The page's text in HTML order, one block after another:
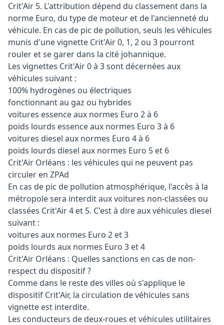
Crit'Air 5. L'attribution dépend du classement dans la
norme Euro, du type de moteur et de l'ancienneté du
véhicule. En cas de pic de pollution, seuls les véhicules
munis d'une vignette Crit'Air 0, 1, 2 ou 3 pourront
rouler et se garer dans la cité johannique.
Les vignettes Crit'Air 0 à 3 sont décernées aux
véhicules suivant :
100% hydrogènes ou électriques
fonctionnant au gaz ou hybrides
voitures essence aux normes Euro 2 à 6
poids lourds essence aux normes Euro 3 à 6
voitures diesel aux normes Euro 4 à 6
poids lourds diesel aux normes Euro 5 et 6
Crit'Air Orléans : les véhicules qui ne peuvent pas
circuler en ZPAd
En cas de pic de pollution atmosphérique, l'accès à la
métropole sera interdit aux voitures non-classées ou
classées Crit'Air 4 et 5. C'est à dire aux véhicules diesel
suivant :
voitures aux normes Euro 2 et 3
poids lourds aux normes Euro 3 et 4
Crit'Air Orléans : Quelles sanctions en cas de non-
respect du dispositif ?
Comme dans le reste des villes où s'applique le
dispositif Crit'Air, la circulation de véhicules sans
vignette est interdite.
Les conducteurs de deux-roues et véhicules utilitaires